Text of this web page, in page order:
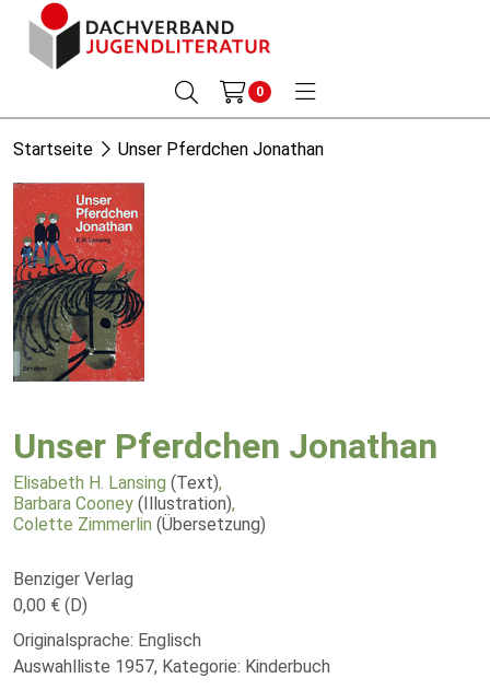
0
Startseite Unser Pferdchen Jonathan
Unser Pferdchen Jonathan
Elisabeth H. Lansing (Text),
Barbara Cooney (Illustration),
Colette Zimmerlin (Übersetzung)
Benziger Verlag
0,00 € (D)
Originalsprache: Englisch
Auswahlliste 1957, Kategorie: Kinderbuch